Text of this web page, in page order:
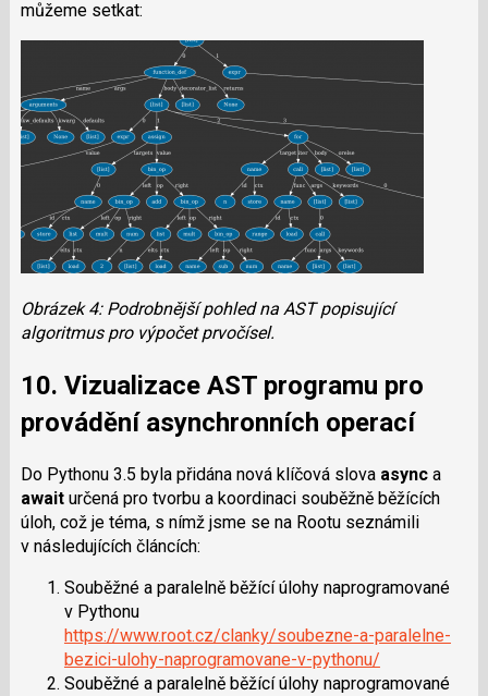
můžeme setkat:
Obrázek 4: Podrobnější pohled na AST popisující
algoritmus pro výpočet prvočísel.
10. Vizualizace AST programu pro
provádění asynchronních operací
Do Pythonu 3.5 byla přidána nová klíčová slova asynca
awaiturčená pro tvorbu a koordinaci souběžně běžících
úloh, což je téma, s nímž jsme se na Rootu seznámili
v následujících článcích:
Souběžné a paralelně běžící úlohy naprogramované
v Pythonu
https://www.root.cz/clanky/soubezne-a-paralelne-
bezici-ulohy-naprogramovane-v-pythonu/
Souběžné a paralelně běžící úlohy naprogramované